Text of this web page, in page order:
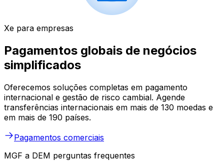
Xe para empresas
Pagamentos globais de negócios
simplificados
Oferecemos soluções completas em pagamento
internacional e gestão de risco cambial. Agende
transferências internacionais em mais de 130 moedas e
em mais de 190 países.
Pagamentos comerciais
MGF a DEM perguntas frequentes